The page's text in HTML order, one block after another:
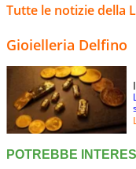
Tutte le notizie della
Gioielleria Delfino